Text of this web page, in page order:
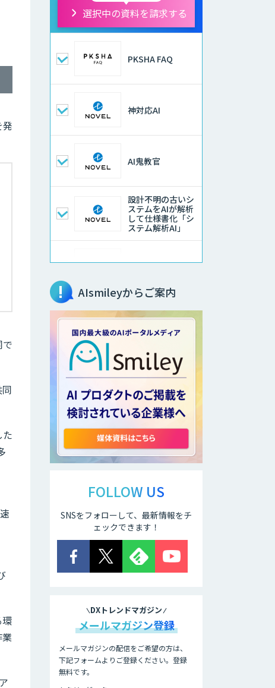
選択中の資料を請求する
PKSHA FAQ
神対応AI
AI鬼教官
設計不明の古いシ
ステムをAIが解析
して仕様書化「シ
ステム解析AI」
LLMOチェキ
AIエージェント開
発支援
AIエンジニアアカ
デミー（バイブコ
ーディング研修）
aiDAPTIV+
アリストルの法人
ELYZA Works
with KDDI
JAPAN AI
医療文書作成を効
率化する生成
AI「OPTiM AI ホ
AIsmileyからご案内
FOLLOW US
SNSをフォローして、最新情報をチ
ェックできます！
DXトレンドマガジン
メールマガジン登録
メールマガジンの配信をご希望の方は、
下記フォームよりご登録ください。登録
無料です。